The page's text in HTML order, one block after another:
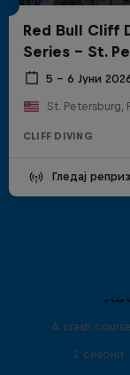
Red Bull Cliff
Series - St.
5 – 6 Јуни
St. Petersburg,
CLIFF DIVING
Гледај
A crash
2 сезони